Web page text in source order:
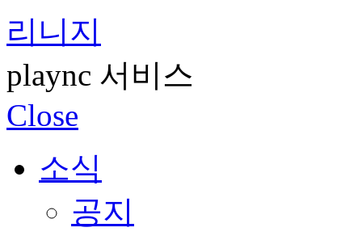
리니지
plaync 서비스
Close
소식
공지